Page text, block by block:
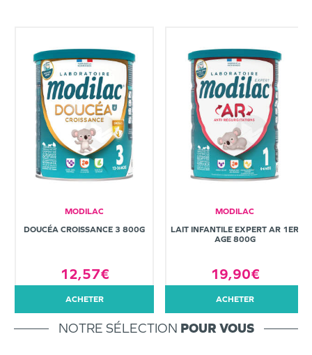
MODILAC
DOUCÉA CROISSANCE 3 800G
12,57€
ACHETER
MODILAC
LAIT INFANTILE EXPERT AR 1ER
AGE 800G
19,90€
ACHETER
NOTRE SÉLECTION POUR VOUS